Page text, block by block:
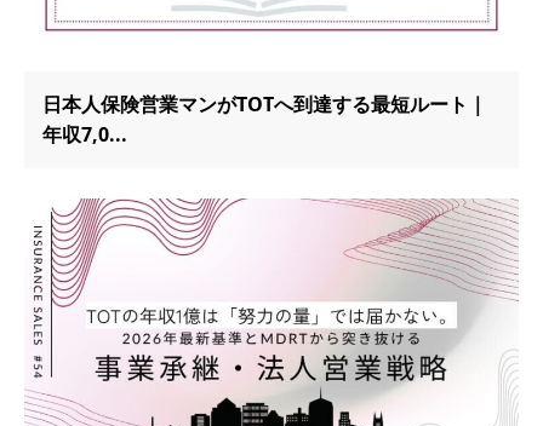
日本人保険営業マンがTOTへ到達する最短ルート｜
年収7,0...